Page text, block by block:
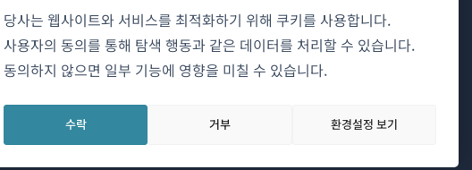
당사는 웹사이트와 서비스를 최적화하기 위해 쿠키를 사용합니다.
사용자의 동의를 통해 탐색 행동과 같은 데이터를 처리할 수 있습니다.
동의하지 않으면 일부 기능에 영향을 미칠 수 있습니다.
수락 거부 환경설정 보기
WPML 소개
GDPR 및 개인정보 처리방침